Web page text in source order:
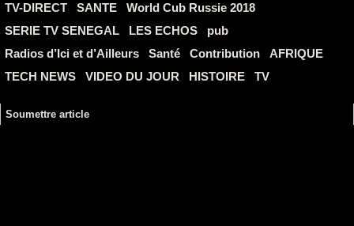
TV-DIRECT
SANTE
World Cub Russie 2018
SERIE TV SENEGAL
LES ECHOS
pub
Radios d’Ici et d’Ailleurs
Santé Contribution
AFRIQUE
TECH NEWS
VIDEO DU JOUR HISTOIRE TV
Soumettre article